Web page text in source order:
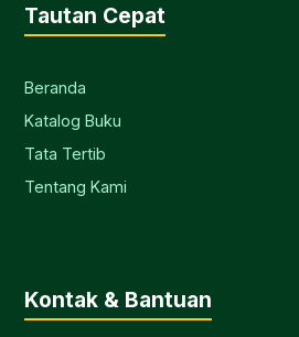
Tautan Cepat
Beranda
Katalog Buku
Tata Tertib
Tentang Kami
Kontak & Bantuan